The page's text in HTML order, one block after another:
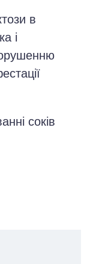
в
і
соків